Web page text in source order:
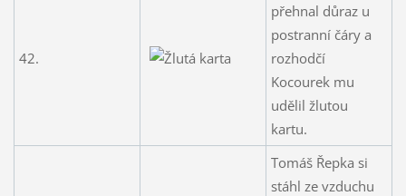
42.
přehnal důraz u
postranní čáry a
rozhodčí
Kocourek mu
udělil žlutou
kartu.
Tomáš Řepka si
stáhl ze vzduchu